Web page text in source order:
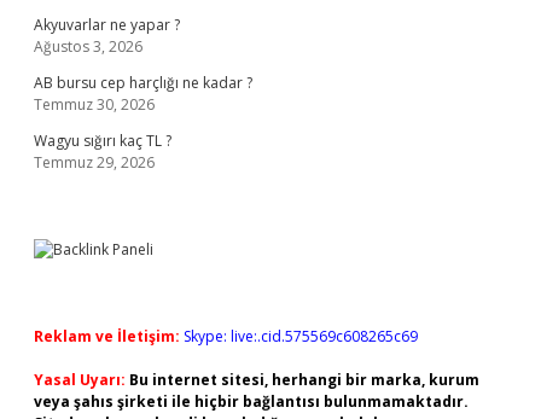
Akyuvarlar ne yapar ?
Ağustos 3, 2026
AB bursu cep harçlığı ne kadar ?
Temmuz 30, 2026
Wagyu sığırı kaç TL ?
Temmuz 29, 2026
Reklam ve İletişim: Skype: live:.cid.575569c608265c69
Yasal Uyarı: Bu internet sitesi, herhangi bir marka, kurum
veya şahıs şirketi ile hiçbir bağlantısı bulunmamaktadır.